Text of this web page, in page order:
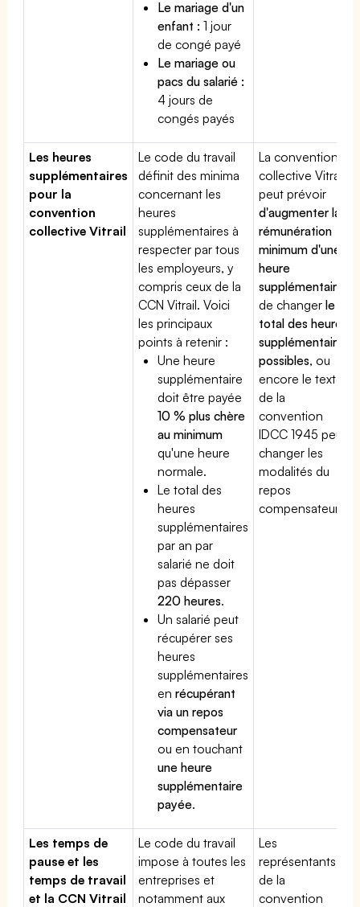
Le mariage d'un
enfant : 1 jour
de congé payé
Le mariage ou
pacs du salarié :
4 jours de
congés payés
Les heures
supplémentaires
pour la
convention
collective Vitrail
Le code du travail
définit des minima
concernant les
heures
supplémentaires à
respecter par tous
les employeurs, y
compris ceux de la
CCN Vitrail. Voici
les principaux
points à retenir :
Une heure
supplémentaire
doit être payée
10 % plus chère
au minimum
qu'une heure
normale.
Le total des
heures
supplémentaires
par an par
salarié ne doit
pas dépasser
220 heures.
Un salarié peut
récupérer ses
heures
supplémentaires
enrécupérant
via un repos
compensateur
ou en touchant
une heure
supplémentaire
payée.
La convention
collective Vitrail
peut prévoir
d'augmenter la
rémunération
minimum d'une
heure
supplémentaire
de changerle
total des heures
supplémentaires
possibles, ou
encore le texte
de la
convention
IDCC 1945 peut
changer les
modalités du
repos
compensateur.
Les temps de
pause et les
temps de travail
et la CCN Vitrail
Le code du travail
impose à toutes les
entreprises et
notamment aux
Les
représentants
de la
convention